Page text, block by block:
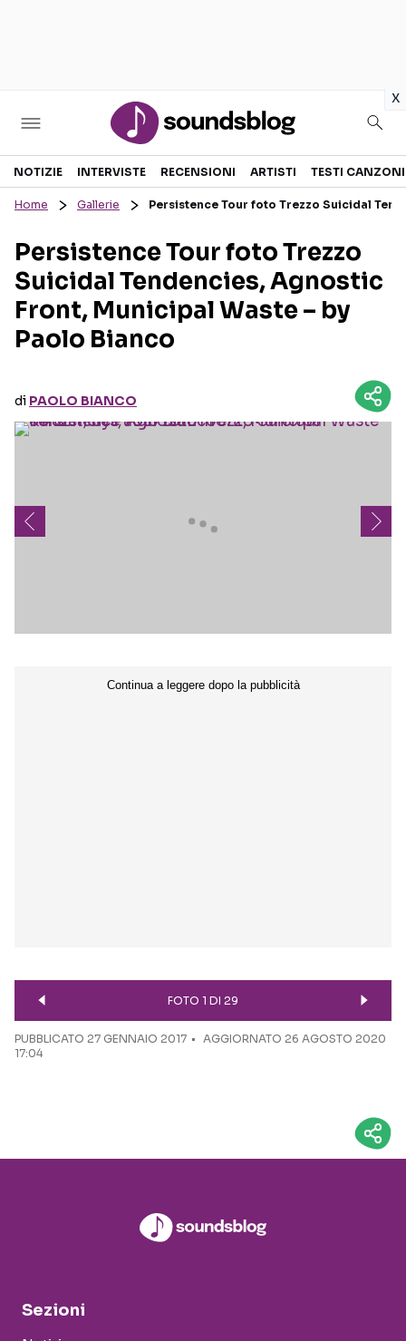
x
Sezioni
RECENSIONI MUSICALI
INTERVISTE
GOSSIP E CURIOSITÀ
TESTI CANZONI
TOUR ED EVENTI
TALENT SHOW
NOTIZIE INTERVISTE RECENSIONI ARTISTI TESTI CANZONI
Home Gallerie Persistence Tour foto Trezzo Suicidal
Persistence Tour foto Trezzo
Suicidal Tendencies, Agnostic
Front, Municipal Waste – by
Paolo Bianco
di PAOLO BIANCO
FOTO 1 DI 29
PUBBLICATO 27 GENNAIO 2017
AGGIORNATO 26 AGOSTO 2020
17:04
Sezioni